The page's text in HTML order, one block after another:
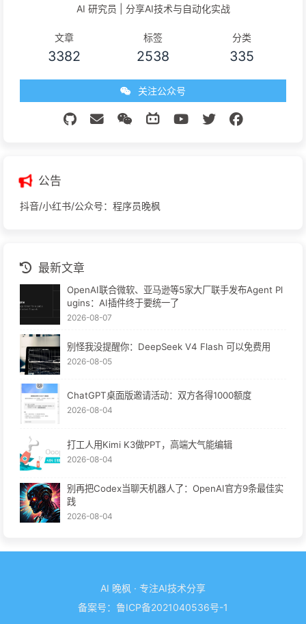
AI 研究员 | 分享AI技术与自动化实战
文章
3382
标签
2538
分类
335
关注公众号
公告
抖音/小红书/公众号：程序员晚枫
最新文章
OpenAI联合微软、亚马逊等5家大厂联手发布Agent Pl
ugins：AI插件终于要统一了
2026-08-07
别怪我没提醒你：DeepSeek V4 Flash 可以免费用
2026-08-05
ChatGPT桌面版邀请活动：双方各得1000额度
2026-08-04
打工人用Kimi K3做PPT，高端大气能编辑
2026-08-04
别再把Codex当聊天机器人了：OpenAI官方9条最佳实
践
2026-08-04
AI 晚枫 · 专注AI技术分享
备案号： 鲁ICP备2021040536号-1